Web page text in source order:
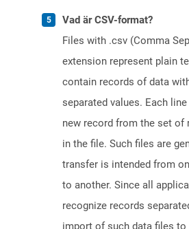
Vad är CSV-format?
Files with .csv (Comma
extension represent plain
contain records of data
separated values. Each
new record from the set of
in the file. Such files are
transfer is intended from
to another. Since all
recognize records
import of such data files to